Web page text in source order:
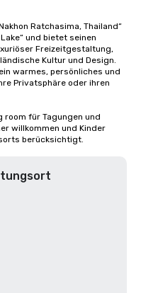
Ratchasima, Thailand“
und bietet seinen
Freizeitgestaltung,
Kultur und Design.
warmes, persönliches und
Privatsphäre oder ihren
room für Tagungen und
willkommen und Kinder
berücksichtigt.